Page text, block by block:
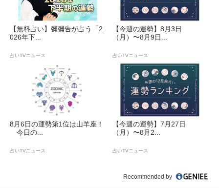
【無料占い】彌彌告が占う「2
026年下...
占いTVニュース
【今週の運勢】8月3日
（月）〜8月9日...
占いTVニュース
8月6日の運勢第1位は山羊座！
今日の...
占いTVニュース
【今週の運勢】7月27日
（月）〜8月2...
占いTVニュース
Recommended by